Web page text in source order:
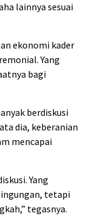
lainnya sesuai
ekonomi kader
Yang
bagi
berdiskusi
dia, keberanian
mencapai
Yang
tetapi
tegasnya.